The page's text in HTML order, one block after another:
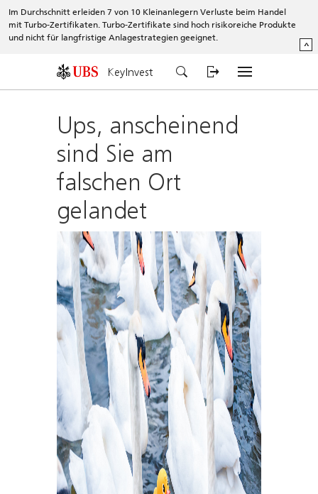
Im Durchschnitt erleiden 7 von 10 Kleinanlegern Verluste beim Handel
mit Turbo-Zertifikaten. Turbo-Zertifikate sind hoch risikoreiche Produkte
und nicht für langfristige Anlagestrategien geeignet.
^
KeyInvest
Ups, anscheinend
sind Sie am
falschen Ort
gelandet